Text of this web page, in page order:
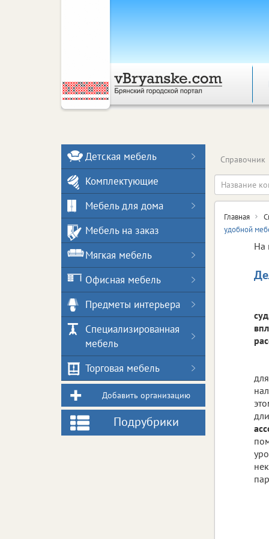
Справочник
Главная
удобной
На
Детская мебель
Комплектующие
Мебель для дома
Мебель на заказ
Мягкая мебель
Офисная мебель
Предметы интерьера
Специализированная
мебель
Торговая мебель
Добавить организацию
Подрубрики